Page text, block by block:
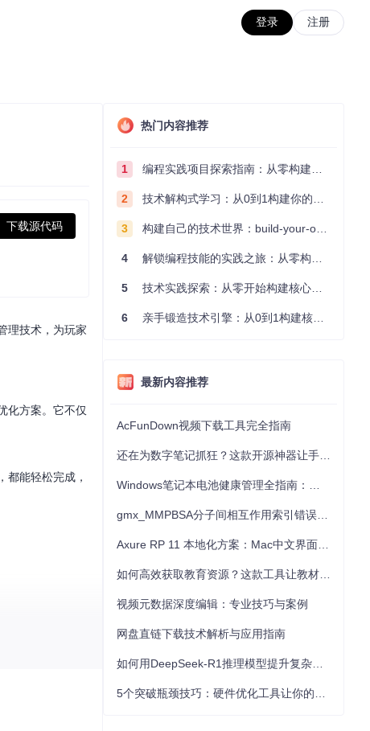
登录 注册
下载源代码
理技术，为玩家
化方案。它不仅
能轻松完成，
完成任务，不
热门内容推荐
1 编程实践项目探索指南：从零构建技术能力体系
2 技术解构式学习：从0到1构建你的编程知识体系
3 构建自己的技术世界：build-your-own-x项目的实践探索指南
4 解锁编程技能的实践之旅：从零构建你的技术世界
5 技术实践探索：从零开始构建核心系统的实践指南
6 亲手锻造技术引擎：从0到1构建核心系统的实践指南
最新内容推荐
AcFunDown视频下载工具完全指南
视频元数据深度编辑：专业技巧与案例
网盘直链下载技术解析与应用指南